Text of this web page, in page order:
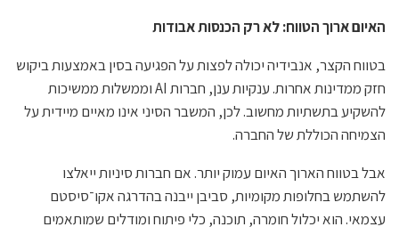
האיום ארוך הטווח: לא רק הכנסות אבודות
בטווח הקצר, אנבידיה יכולה לפצות על הפגיעה בסין באמצעות ביקוש
חזק ממדינות אחרות. ענקיות ענן, חברות AI וממשלות ממשיכות
להשקיע בתשתיות מחשוב. לכן, המשבר הסיני אינו מאיים מיידית על
הצמיחה הכוללת של החברה.
אבל בטווח הארוך האיום עמוק יותר. אם חברות סיניות ייאלצו
להשתמש בחלופות מקומיות, סביבן ייבנה בהדרגה אקו־סיסטם
עצמאי. הוא יכלול חומרה, תוכנה, כלי פיתוח ומודלים שמותאמים